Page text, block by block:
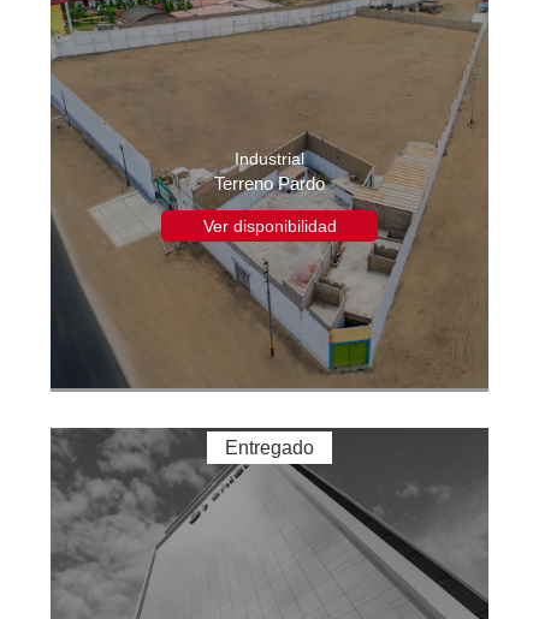
Industrial
Terreno Pardo
Ver disponibilidad
Entregado